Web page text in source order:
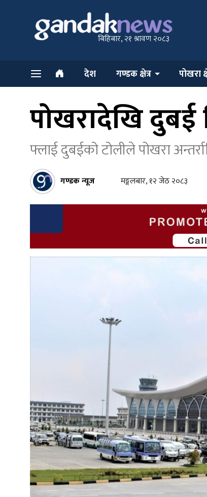
बिहिबार, २१ श्रावण २०८३
देश गण्डक क्षेत्र पोखरा
पोखरादेखि दुबई
फ्लाई दुबईको टोलीले पोखरा
गण्डक न्यूज मङ्गलबार, १२ जेठ २०८३